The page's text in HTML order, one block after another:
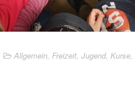
Allgemein, Freizeit, Jugend, Kurse,